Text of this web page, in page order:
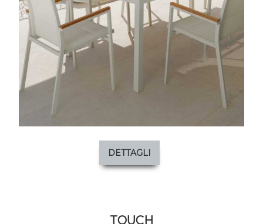
DETTAGLI
TOUCH